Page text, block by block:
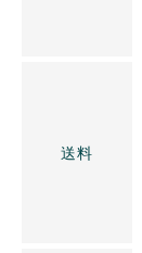
送料